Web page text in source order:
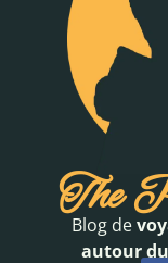
The
Blog de
autour